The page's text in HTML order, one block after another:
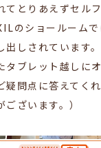
てとりあえずセル
のショールーム
出しされています
タブレット越しに
疑問点に答えてく
ざいます。）